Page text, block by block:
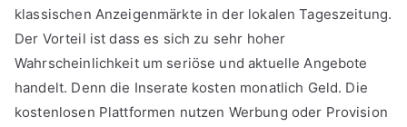
klassischen Anzeigenmärkte in der lokalen Tageszeitung.
Der Vorteil ist dass es sich zu sehr hoher
Wahrscheinlichkeit um seriöse und aktuelle Angebote
handelt. Denn die Inserate kosten monatlich Geld. Die
kostenlosen Plattformen nutzen Werbung oder Provision